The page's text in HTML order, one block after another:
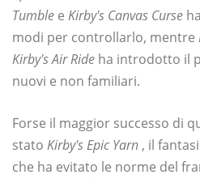
Tumble e Kirby's Canvas Curse
modi per controllarlo, mentre
Kirby's Air Ride ha introdotto il
nuovi e non familiari.
Forse il maggior successo di
stato Kirby's Epic Yarn , il
che ha evitato le norme del